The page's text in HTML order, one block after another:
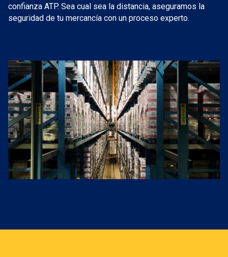
confianza ATP. Sea cual sea la distancia, aseguramos la
seguridad de tu mercancía con un proceso experto.